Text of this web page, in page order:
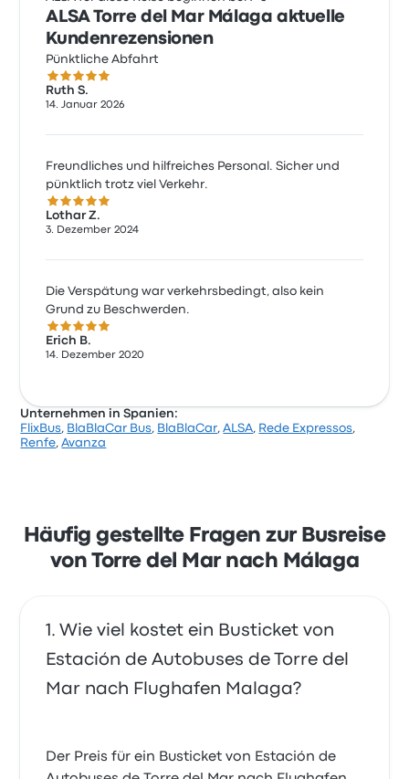
ALSA Torre del Mar Málaga aktuelle
Kundenrezensionen
Pünktliche Abfahrt
5.0 von 5 Sternen
Ruth S.
14. Januar 2026
Freundliches und hilfreiches Personal. Sicher und
pünktlich trotz viel Verkehr.
5.0 von 5 Sternen
Lothar Z.
3. Dezember 2024
Die Verspätung war verkehrsbedingt, also kein
Grund zu Beschwerden.
5.0 von 5 Sternen
Erich B.
14. Dezember 2020
Unternehmen in Spanien:
FlixBus, BlaBlaCar Bus, BlaBlaCar,ALSA, Rede Expressos,
Renfe,Avanza
Häufig gestellte Fragen zur Busreise
von Torre del Mar nach Málaga
Wie viel kostet ein Busticket von
Estación de Autobuses de Torre del
Mar nach Flughafen Malaga?
Der Preis für ein Busticket von Estación de